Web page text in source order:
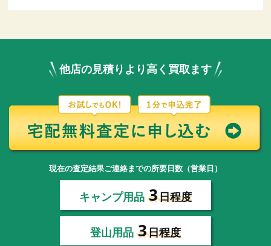
他店の見積りより高く買取ます
現在の査定結果ご連絡までの所要日数（営業日）
キャンプ用品 3日程度
登山用品 3日程度